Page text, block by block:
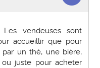
vendeuses sont
accueillir que pour
par un thé, une bière,
juste pour acheter